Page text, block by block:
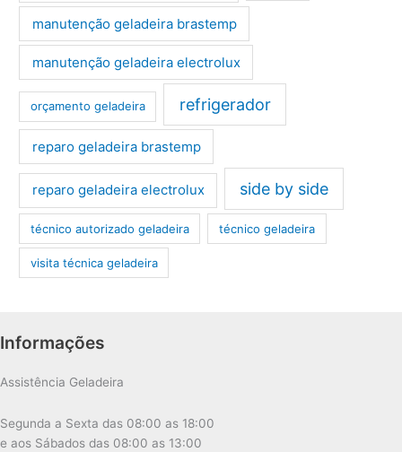
manutenção geladeira brastemp
manutenção geladeira electrolux
orçamento geladeira refrigerador
reparo geladeira brastemp
reparo geladeira electrolux side by side
técnico autorizado geladeira técnico geladeira
visita técnica geladeira
Informações
Assistência Geladeira
Segunda a Sexta das 08:00 as 18:00
e aos Sábados das 08:00 as 13:00